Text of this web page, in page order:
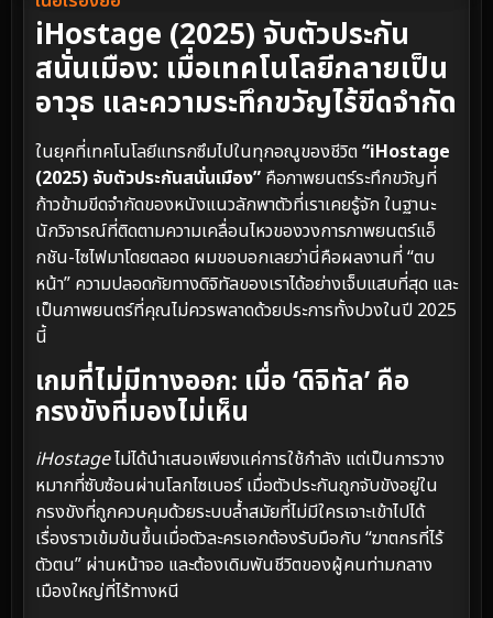
iHostage (2025) จับตัวประกัน
สนั่นเมือง: เมื่อเทคโนโลยีกลายเป็น
อาวุธ และความระทึกขวัญไร้ขีดจำกัด
ในยุคที่เทคโนโลยีแทรกซึมไปในทุกอณูของชีวิต“iHostage
(2025) จับตัวประกันสนั่นเมือง” คือภาพยนตร์ระทึกขวัญที่
ก้าวข้ามขีดจำกัดของหนังแนวลักพาตัวที่เราเคยรู้จัก ในฐานะ
นักวิจารณ์ที่ติดตามความเคลื่อนไหวของวงการภาพยนตร์แอ็
กชัน-ไซไฟมาโดยตลอด ผมขอบอกเลยว่านี่คือผลงานที่ “ตบ
หน้า” ความปลอดภัยทางดิจิทัลของเราได้อย่างเจ็บแสบที่สุด และ
เป็นภาพยนตร์ที่คุณไม่ควรพลาดด้วยประการทั้งปวงในปี 2025
นี้
เกมที่ไม่มีทางออก: เมื่อ ‘ดิจิทัล’ คือ
กรงขังที่มองไม่เห็น
iHostageไม่ได้นำเสนอเพียงแค่การใช้กำลัง แต่เป็นการวาง
หมากที่ซับซ้อนผ่านโลกไซเบอร์ เมื่อตัวประกันถูกจับขังอยู่ใน
กรงขังที่ถูกควบคุมด้วยระบบล้ำสมัยที่ไม่มีใครเจาะเข้าไปได้
เรื่องราวเข้มข้นขึ้นเมื่อตัวละครเอกต้องรับมือกับ “ฆาตกรที่ไร้
ตัวตน” ผ่านหน้าจอ และต้องเดิมพันชีวิตของผู้คนท่ามกลาง
เมืองใหญ่ที่ไร้ทางหนี